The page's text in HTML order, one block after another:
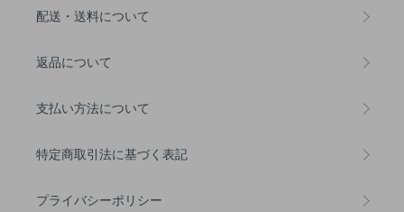
配送・送料について
返品について
支払い方法について
特定商取引法に基づく表記
プライバシーポリシー